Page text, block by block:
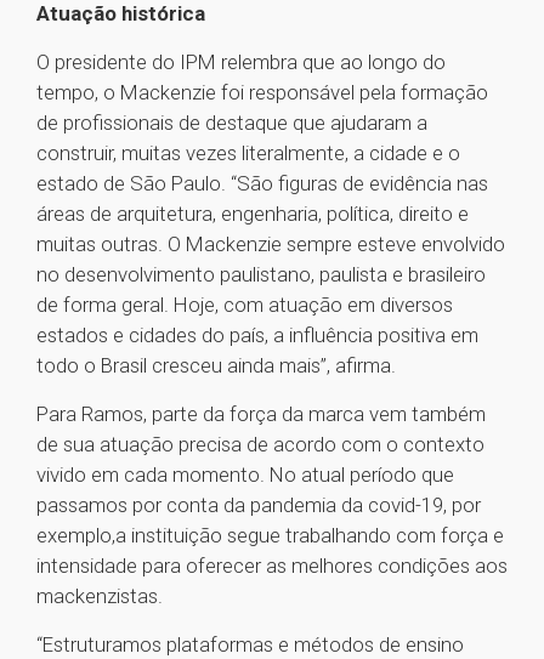
Atuação histórica
O presidente do IPM relembra que ao longo do
tempo, o Mackenzie foi responsável pela formação
de profissionais de destaque que ajudaram a
construir, muitas vezes literalmente, a cidade e o
estado de São Paulo. “São figuras de evidência nas
áreas de arquitetura, engenharia, política, direito e
muitas outras. O Mackenzie sempre esteve envolvido
no desenvolvimento paulistano, paulista e brasileiro
de forma geral. Hoje, com atuação em diversos
estados e cidades do país, a influência positiva em
todo o Brasil cresceu ainda mais”, afirma.
Para Ramos, parte da força da marca vem também
de sua atuação precisa de acordo com o contexto
vivido em cada momento. No atual período que
passamos por conta da pandemia da covid-19, por
exemplo,a instituição segue trabalhando com força e
intensidade para oferecer as melhores condições aos
mackenzistas.
“Estruturamos plataformas e métodos de ensino